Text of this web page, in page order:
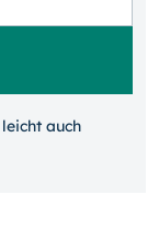
auch